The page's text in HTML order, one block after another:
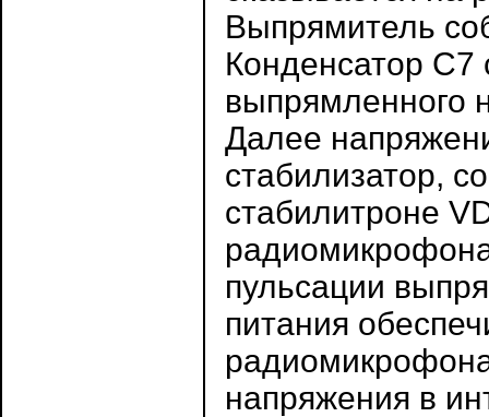
Выпрямитель
Конденсатор С7
выпрямленного
Далее
стабилизатор,
стабилитроне
пульсации
питания
напряжения в